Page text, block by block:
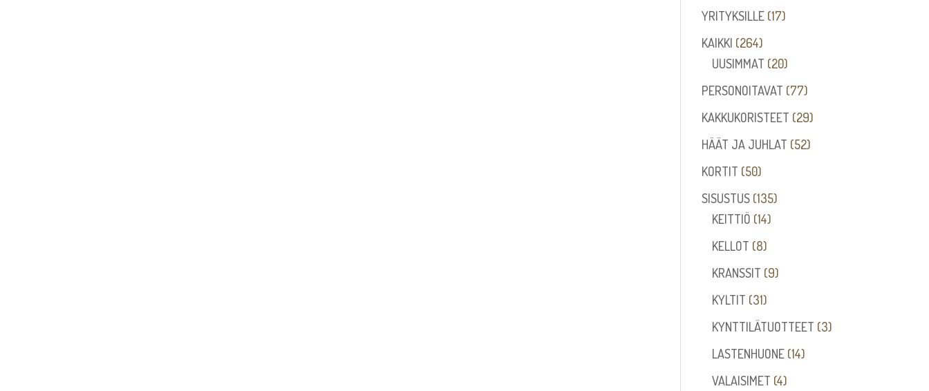
tuotetta
YRITYKSILLE 1717
KAIKKI 264264
tuotetta
UUSIMMAT 2020
tuotetta
PERSONOITAVAT 7777
tuotetta
KAKKUKORISTEET 2929
tuotetta
HÄÄT JA JUHLAT 5252
KORTIT 5050
tuotetta
SISUSTUS 135135
KEITTIÖ 1414
KELLOT 88
tuotetta
KRANSSIT 99
KYLTIT 3131
tuotetta
KYNTTILÄTUOTTEET 33
LASTENHUONE 1414
VALAISIMET 44